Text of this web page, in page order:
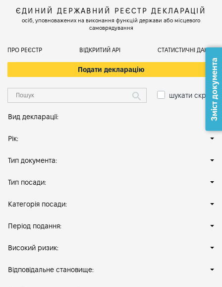
ЄДИНИЙ ДЕРЖАВНИЙ РЕЄСТР ДЕКЛАРАЦІЙ
осіб, уповноважених на виконання функцій держави або місцевого
самоврядування
ПРО РЕЄСТР ВІДКРИТИЙ АРІ СТАТИСТИЧНІ ДАНІ
Подати декларацію
шукати скрізь
Вид декларації:
Рік:
Тип документа:
Тип посади:
Категорія посади:
Період подання:
Високий ризик:
Відповідальне становище:
Зміст документа